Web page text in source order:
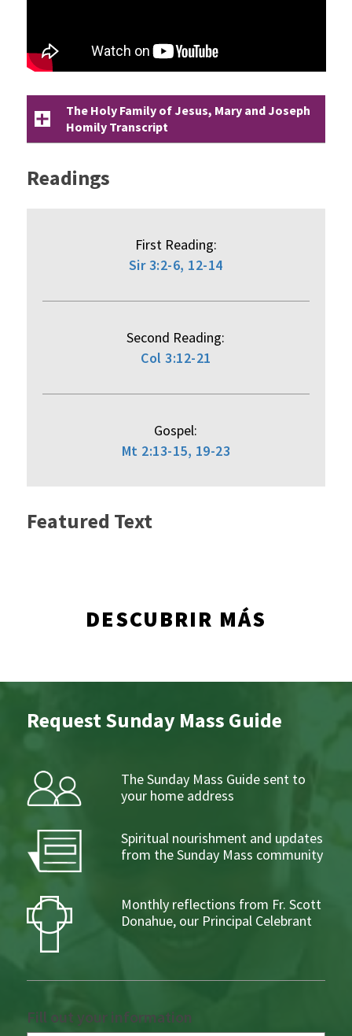
The Holy Family of Jesus, Mary and Joseph
Homily Transcript
Readings
First Reading:
Sir 3:2-6, 12-14
Second Reading:
Col 3:12-21
Gospel:
Mt 2:13-15, 19-23
Featured Text
DESCUBRIR MÁS
Request Sunday Mass Guide
The Sunday Mass Guide sent to
your home address
Spiritual nourishment and updates
from the Sunday Mass community
Monthly reflections from Fr. Scott
Donahue, our Principal Celebrant
Fill out your information